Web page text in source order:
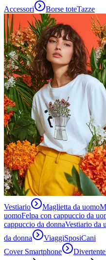
Accessori Borse toteTazze
Vestiario Maglietta da uomo
uomoFelpa con cappuccio da
cappuccio da donnaVestiario da
da donna
ViaggiSposiCani
Cover Smartphone
Divertente